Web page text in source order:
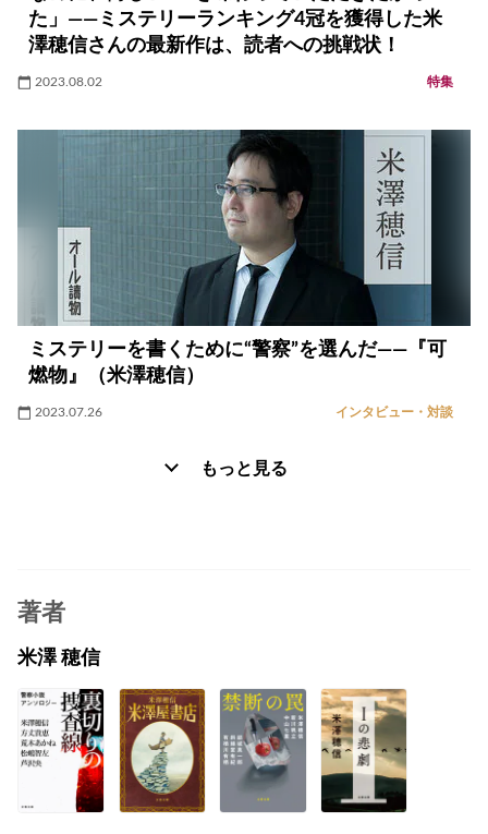
た」――ミステリーランキング4冠を獲得した米
澤穂信さんの最新作は、読者への挑戦状！
2023.08.02 特集
ミステリーを書くために“警察”を選んだ――『可
燃物』（米澤穂信）
2023.07.26 インタビュー・対談
もっと見る
著者
米澤 穂信